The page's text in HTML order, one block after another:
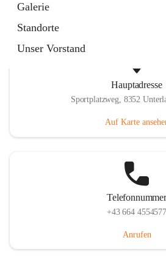
Galerie
Standorte
Unser Vorstand
Tab
Hauptadresse
Sportplatzweg, 8352
Auf Karte
Telefonnummer
+43 664 4554577
Anrufen